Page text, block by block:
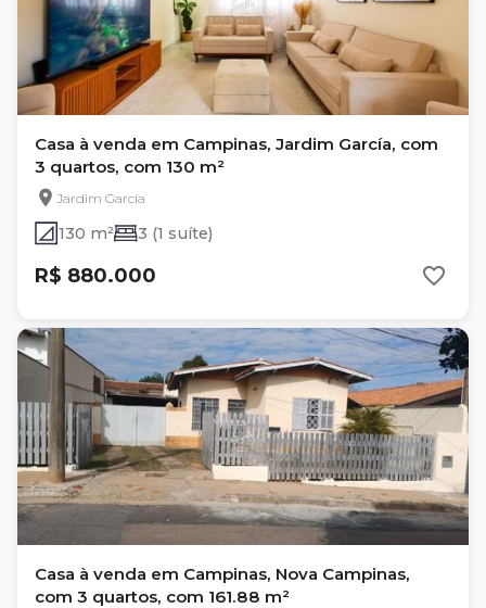
Casa à venda em Campinas, Jardim García, com
3 quartos, com 130 m²
Jardim García
130 m² 3 (1 suíte)
R$ 880.000
Casa à venda em Campinas, Nova Campinas,
com 3 quartos, com 161.88 m²